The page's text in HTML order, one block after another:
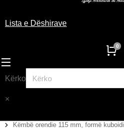
Lista e Dëshirave
Kërko
×
You are here:
Këmbë orendie 115 mm, formë kuboidi